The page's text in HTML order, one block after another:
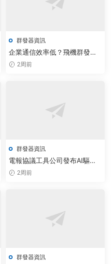
群發器資訊
企業通信效率低？飛機群發器
與TG群發器免費下載用AI大模
2周前
群發器資訊
電報協議工具公司發布AI驅動
的紙飛機批量群發助手，智能
2周前
群發器資訊